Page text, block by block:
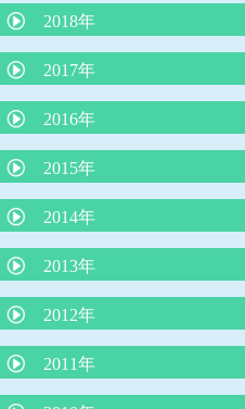
院長コラム アレルギー学会が
院長コラム「魚をたべて蕁麻
子宮頸がんワクチンを受けまし
院長コラム 「子どもの便秘に
子どもの微熱とは 院長コラム
院長コラム 令和２年５月号
められたい！」
乳児健診を受けられない保護
花粉症の注射（ゾレア）治療に
子どもの睡眠
インフルエンザの最新知識
ウイルス性下痢に整腸剤は効果
自家栽培のジャガイモの食中毒
りんご病は何度もかかる？？
抗インフルエンザ薬 新薬ゾフ
う意味か？
空気嚥下症（くうきえんげしょ
ちょっといいお話し
2018年
苺状血管腫の治療がレーザー
治療へ
嘔吐下痢症に、吐き気止めや整
「抗生剤は検査なしで出して
児科医会）
おちんちんの「むきむき体操」
手足口病について
今、お子さんが飲んでいる薬
新しいインフルエンザ治療薬「
2017年
子どもの肥満と肥満症
シナジス接種します
溶連菌感染症後の尿検査につい
「３歳の自我の芽生え」
耳掃除はしてはいけません！
ヒトメタニウモウイルスとは何
アレルギー検査では見つからな
2016年
赤ちゃんの仙尾部の皮膚のくぼ
L8020乳酸菌による虫歯予防
揺さぶられ症候群
４歳まで授乳を
子どもとスマホ
鉄欠乏性貧血
不思議の国のアリス症候群
2015年
小１プロブレムとは
かぜの薬ー院長のひとりごと
子どもの謎の“あるある”行動
子どもを傷つける言葉、行為と
熱中症のメカニズムと症状に対
2014年
３歳までの子育てに大切なこと
子どものわがままやめさせる魔
最新、人気の絵本の紹介（３冊
子どもに使ってはいけないNGワ
包茎の赤ちゃんの対処
2013年
夜尿症に対する最新治療につい
運動会の競争で勝つ方法
コミュニケーションがとれない
2012年
予防接種の同時接種とその効果
将来、６種混合ワクチンになる
2011年